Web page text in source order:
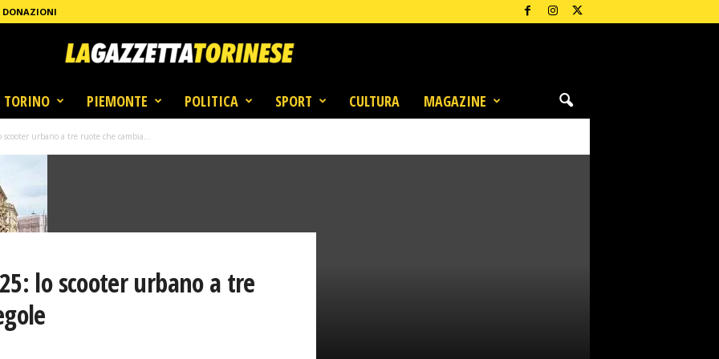
DONAZIONI
TORINO PIEMONTE POLITICA SPORT CULTURA MAGAZINE
urbano a tre ruote che cambia...
lo scooter urbano a tre